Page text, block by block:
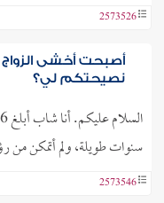
2573526
أصبحت أخشى الزواج
نصيحتكم لي؟
سنوات طويلة، ولم أتمكن
2573546